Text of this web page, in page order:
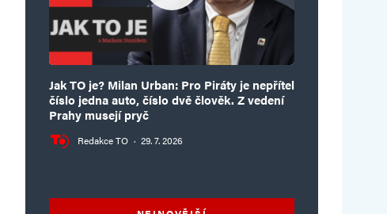
Jak TO je? Milan Urban: Pro Piráty je nepřítel
číslo jedna auto, číslo dvě člověk. Z vedení
Prahy musejí pryč
Redakce TO · 29. 7. 2026